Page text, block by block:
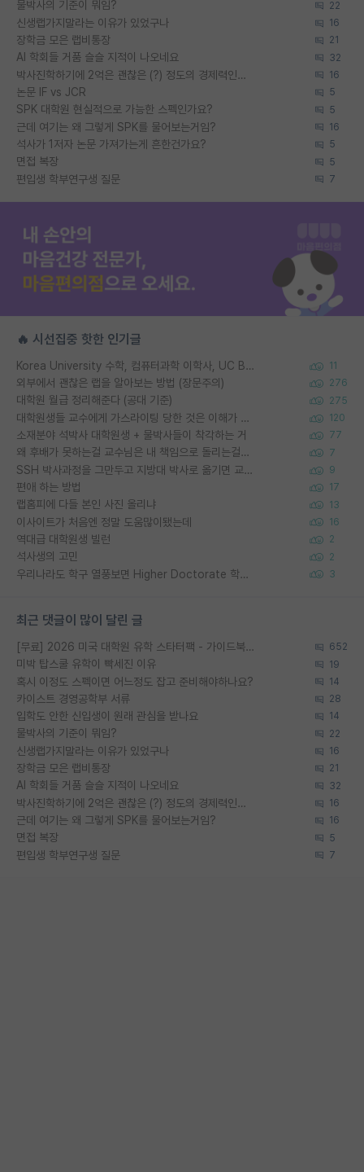
물박사의 기준이 뭐임? 22
신생랩가지말라는 이유가 있었구나 16
장학금 모은 랩비통장 21
AI 학회들 거품 슬슬 지적이 나오네요 32
박사진학하기에 2억은 괜찮은 (?) 정도의 경제력인가요 16
논문 IF vs JCR 5
SPK 대학원 현실적으로 가능한 스펙인가요? 5
근데 여기는 왜 그렇게 SPK를 물어보는거임? 16
석사가 1저자 논문 가져가는게 흔한건가요? 5
면접 복장 5
편입생 학부연구생 질문 7
🔥 시선집중 핫한 인기글
Korea University 수학, 컴퓨터과학 이학사, UC Berkeley 산업공학 대학원 공학박사가 되는 것은 쉽지 않겠죠? 11
외부에서 괜찮은 랩을 알아보는 방법 (장문주의) 276
대학원 월급 정리해준다 (공대 기준) 275
대학원생들 교수에게 가스라이팅 당한 것은 이해가 갑니다. 안타깝네요. 120
소재분야 석박사 대학원생 + 물박사들이 착각하는 거 77
왜 후배가 못하는걸 교수님은 내 책임으로 돌리는걸까요? 7
SSH 박사과정을 그만두고 지방대 박사로 옮기면 교수의 꿈은 끝일까요? 9
편애 하는 방법 17
랩홈피에 다들 본인 사진 올리냐 13
이사이트가 처음엔 정말 도움많이됐는데 16
역대급 대학원생 빌런 2
석사생의 고민 2
우리나라도 학구 열풍보면 Higher Doctorate 학위가 필요하다고 봅니다. 3
최근 댓글이 많이 달린 글
[무료] 2026 미국 대학원 유학 스타터팩 - 가이드북 & 합격자 컨택메일 템플릿 652
미박 탑스쿨 유학이 빡세진 이유 19
혹시 이정도 스펙이면 어느정도 잡고 준비해야하나요? 14
카이스트 경영공학부 서류 28
입학도 안한 신입생이 원래 관심을 받나요 14
물박사의 기준이 뭐임? 22
신생랩가지말라는 이유가 있었구나 16
장학금 모은 랩비통장 21
AI 학회들 거품 슬슬 지적이 나오네요 32
박사진학하기에 2억은 괜찮은 (?) 정도의 경제력인가요 16
근데 여기는 왜 그렇게 SPK를 물어보는거임? 16
면접 복장 5
편입생 학부연구생 질문 7